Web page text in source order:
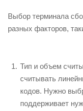
Выбор терминала
разных факторов,
Тип и объем
считывать
кодов. Нужно
поддерживает